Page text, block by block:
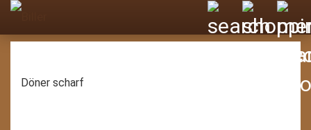
Döner scharf